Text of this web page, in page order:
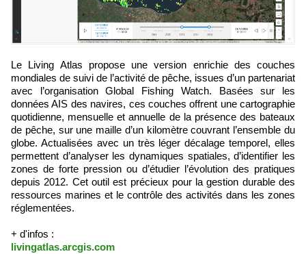
Le Living Atlas propose une version enrichie des couches
mondiales de suivi de l’activité de pêche, issues d’un partenariat
avec l’organisation Global Fishing Watch. Basées sur les
données AIS des navires, ces couches offrent une cartographie
quotidienne, mensuelle et annuelle de la présence des bateaux
de pêche, sur une maille d’un kilomètre couvrant l’ensemble du
globe. Actualisées avec un très léger décalage temporel, elles
permettent d’analyser les dynamiques spatiales, d’identifier les
zones de forte pression ou d’étudier l’évolution des pratiques
depuis 2012. Cet outil est précieux pour la gestion durable des
ressources marines et le contrôle des activités dans les zones
réglementées.
+ d'infos :
livingatlas.arcgis.com